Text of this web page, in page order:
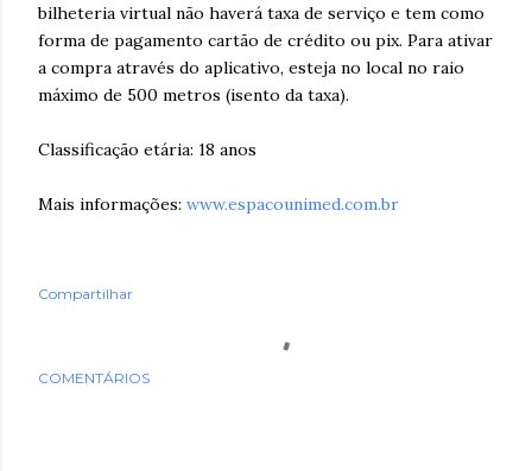
bilheteria virtual não haverá taxa de serviço e tem como
forma de pagamento cartão de crédito ou pix. Para ativar
a compra através do aplicativo, esteja no local no raio
máximo de 500 metros (isento da taxa).
Classificação etária: 18 anos
Mais informações: www.espacounimed.com.br
Compartilhar
COMENTÁRIOS